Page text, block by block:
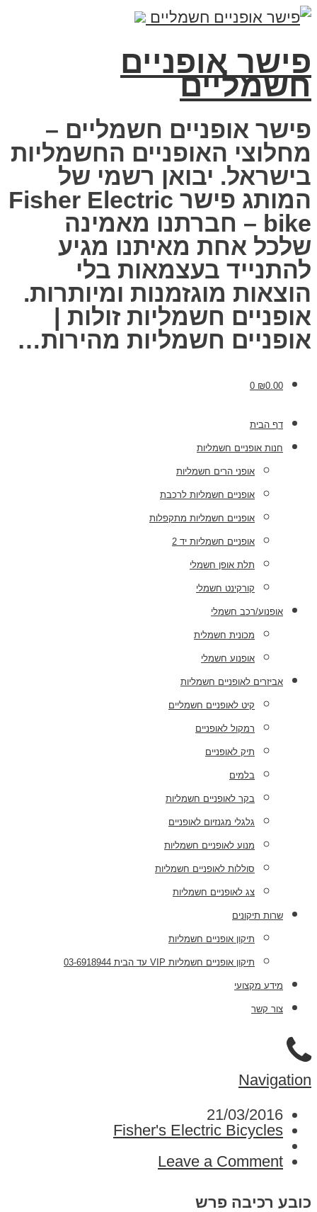
פישר אופניים
חשמליים
פישר אופניים חשמליים –
מחלוצי האופניים החשמליות
בישראל. יבואן רשמי של
המותג פישר Fisher Electric
bike – חברתנו מאמינה
שלכל אחת מאיתנו מגיע
להתנייד בעצמאות בלי
הוצאות מוגזמנות ומיותרות.
אופניים חשמליות זולות |
אופניים חשמליות מהירות…
₪0.00
0
דף הבית
חנות אופניים חשמליות
אופני הרים חשמליות
אופניים חשמליות לרכבת
אופניים חשמליות מתקפלות
אופניים חשמליות יד 2
תלת אופן חשמלי
קורקינט חשמלי
אופנוע/רכב חשמלי
מכונית חשמלית
אופנוע חשמלי
אביזרים לאופניים חשמליות
קיט לאופניים חשמליים
רמקול לאופניים
תיק לאופניים
בלמים
בקר לאופניים חשמליות
גלגלי מגנזיום לאופניים
מנוע לאופניים חשמליות
סוללות לאופניים חשמליות
צג לאופניים חשמליות
שרות תיקונים
תיקון אופניים חשמליות
תיקון אופניים חשמליות VIP עד הבית 03-6918944
מידע מקצועי
צור קשר
Navigation
21/03/2016
Fisher's Electric Bicycles
Leave a Comment
כובע רכיבה פרש